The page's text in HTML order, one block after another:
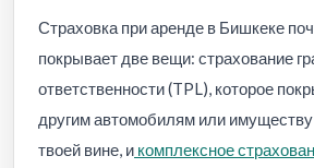
Страховка при аренде в Бишкеке
покрывает две вещи: страхование
ответственности (TPL), которое
другим автомобилям или
твоей вине, и комплексное